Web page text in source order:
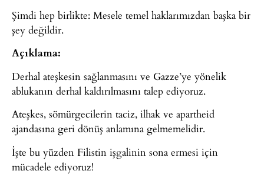
Şimdi hep birlikte: Mesele temel haklarımızdan başka bir
şey değildir.
Açıklama:
Derhal ateşkesin sağlanmasını ve Gazze’ye yönelik
ablukanın derhal kaldırılmasını talep ediyoruz.
Ateşkes, sömürgecilerin taciz, ilhak ve apartheid
ajandasına geri dönüş anlamına gelmemelidir.
İşte bu yüzden Filistin işgalinin sona ermesi için
mücadele ediyoruz!